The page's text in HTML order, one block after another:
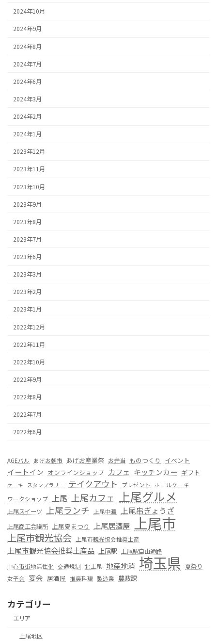
2024年10月
2024年9月
2024年8月
2024年7月
2024年6月
2024年3月
2024年2月
2024年1月
2023年12月
2023年11月
2023年10月
2023年9月
2023年8月
2023年7月
2023年6月
2023年3月
2023年2月
2023年1月
2022年12月
2022年11月
2022年10月
2022年9月
2022年8月
2022年7月
2022年6月
AGEバル あげお朝市 あげお産業祭 お弁当 ものつくり イベント
イートイン オンラインショップ カフェ キッチンカー ギフト
ケーキ スタンプラリー テイクアウト プレゼント
ホールケーキ
ワークショップ 上尾 上尾カフェ 上尾グルメ
上尾スイーツ 上尾ランチ 上尾中華 上尾串ぎょうざ
上尾商工会議所 上尾夏まつり 上尾居酒屋 上尾市
上尾市観光協会 上尾市観光協会推奨土産
上尾市観光協会推奨土産品 上尾駅 上尾駅自由通路
中心市街地活性化 交通規制 北上尾 地産地消 埼玉県 夏祭り
女子会 宴会 居酒屋 推奨料理 製造業 農政課
カテゴリー
エリア
上尾地区